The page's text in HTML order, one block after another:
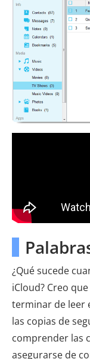
¿Qué sucede
iCloud? Creo
terminar de leer
las copias de
comprender las
asegurarse de